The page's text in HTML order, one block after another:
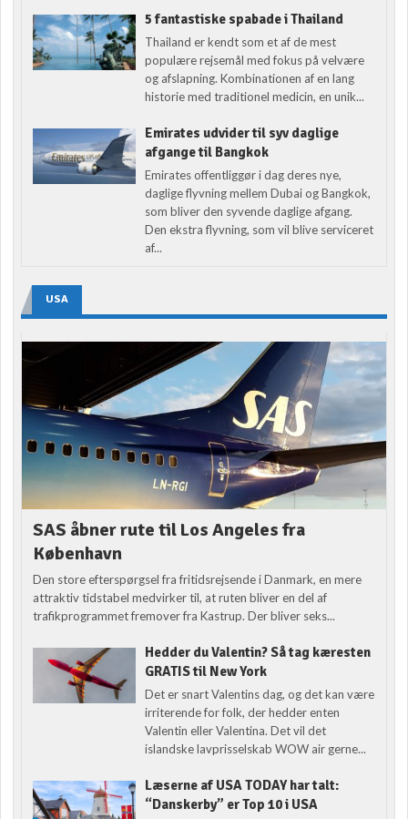
5 fantastiske spabade i Thailand
Thailand er kendt som et af de mest
populære rejsemål med fokus på velvære
og afslapning. Kombinationen af en lang
historie med traditionel medicin, en unik...
Emirates udvider til syv daglige
afgange til Bangkok
Emirates offentliggør i dag deres nye,
daglige flyvning mellem Dubai og Bangkok,
som bliver den syvende daglige afgang.
Den ekstra flyvning, som vil blive serviceret
af...
USA
SAS åbner rute til Los Angeles fra
København
Den store efterspørgsel fra fritidsrejsende i Danmark, en mere
attraktiv tidstabel medvirker til, at ruten bliver en del af
trafikprogrammet fremover fra Kastrup. Der bliver seks...
Hedder du Valentin? Så tag kæresten
GRATIS til New York
Det er snart Valentins dag, og det kan være
irriterende for folk, der hedder enten
Valentin eller Valentina. Det vil det
islandske lavprisselskab WOW air gerne...
Læserne af USA TODAY har talt:
“Danskerby” er Top 10 i USA